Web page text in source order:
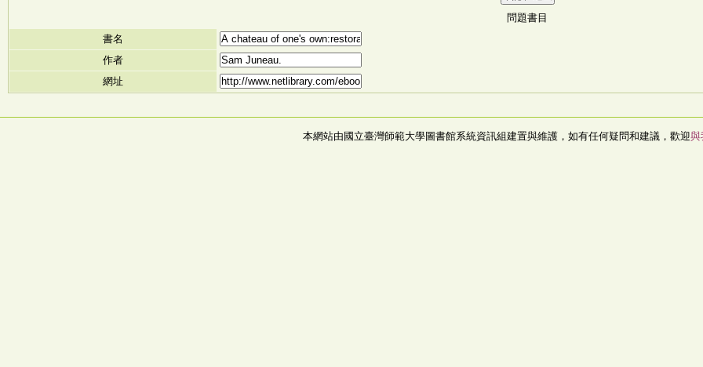
問題書目
書名
作者
網址
本網站由國立臺灣師範大學圖書館系統資訊組建置與維護，如有任何疑問和建議，歡迎與